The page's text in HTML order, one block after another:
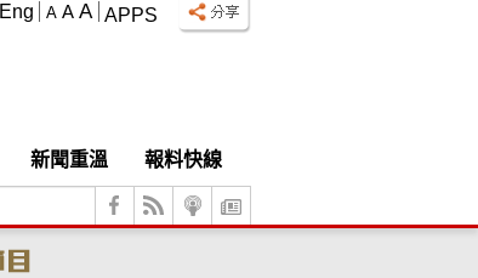
APPS
A A A
Eng
新聞重溫
報料快線